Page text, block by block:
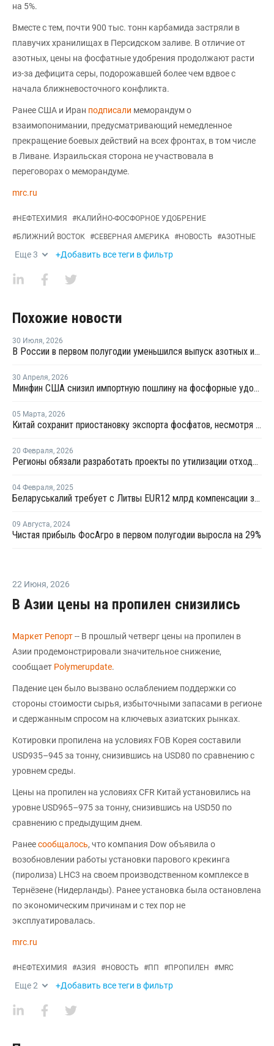
на 5%.
Вместе с тем, почти 900 тыс. тонн карбамида застряли в
плавучих хранилищах в Персидском заливе. В отличие от
азотных, цены на фосфатные удобрения продолжают расти
из-за дефицита серы, подорожавшей более чем вдвое с
начала ближневосточного конфликта.
Ранее США и Иран подписали меморандум о
взаимопонимании, предусматривающий немедленное
прекращение боевых действий на всех фронтах, в том числе
в Ливане. Израильская сторона не участвовала в
переговорах о меморандуме.
mrc.ru
#НЕФТЕХИМИЯ #КАЛИЙНО-ФОСФОРНОЕ УДОБРЕНИЕ
#БЛИЖНИЙ ВОСТОК #СЕВЕРНАЯ АМЕРИКА #НОВОСТЬ #АЗОТНЫЕ
Еще3 +Добавить все теги в фильтр
Похожие новости
30 Июля, 2026
В России в первом полугодии уменьшился выпуск азотных и фосфорных удобрений
30 Апреля, 2026
Минфин США снизил импортную пошлину на фосфорные удобрения группы "Фосагро"
05 Марта, 2026
Китай сохранит приостановку экспорта фосфатов, несмотря на войну на Ближнем Востоке
20 Февраля, 2026
Регионы обязали разработать проекты по утилизации отходов удобрений
04 Февраля, 2025
Беларуськалий требует с Литвы EUR12 млрд компенсации за остановку транзита удобрений
09 Августа, 2024
Чистая прибыль ФосАгро в первом полугодии выросла на 29%
22 Июня, 2026
В Азии цены на пропилен снизились
Маркет Репорт-- В прошлый четверг цены на пропилен в
Азии продемонстрировали значительное снижение,
сообщает Polymerupdate.
Падение цен было вызвано ослаблением поддержки со
стороны стоимости сырья, избыточными запасами в регионе
и сдержанным спросом на ключевых азиатских рынках.
Котировки пропилена на условиях FOB Корея составили
USD935–945 за тонну, снизившись на USD80 по сравнению с
уровнем среды.
Цены на пропилен на условиях CFR Китай установились на
уровне USD965–975 за тонну, снизившись на USD50 по
сравнению с предыдущим днем.
Ранеесообщалось, что компания Dow объявила о
возобновлении работы установки парового крекинга
(пиролиза) LHC3 на своем производственном комплексе в
Тернёзене (Нидерланды). Ранее установка была остановлена
по экономическим причинам и с тех пор не
эксплуатировалась.
mrc.ru
#НЕФТЕХИМИЯ #АЗИЯ #НОВОСТЬ #ПП #ПРОПИЛЕН #MRC
Еще2 +Добавить все теги в фильтр